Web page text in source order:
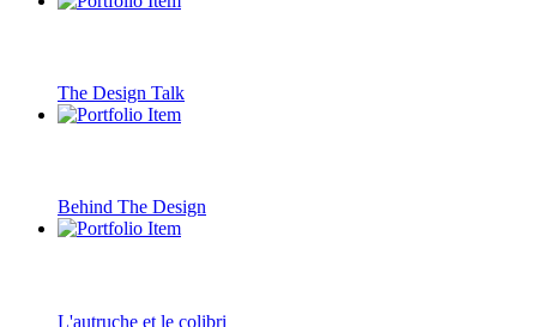
The Design Talk
Behind The Design
L'autruche et le colibri